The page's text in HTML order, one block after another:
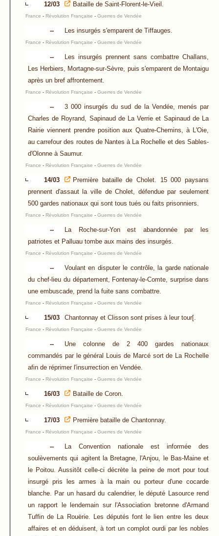
12/03 Bataille de Saint-Florent-le-Vieil.
France - Révolution Française - Guerres de Vendée
-- Les insurgés s'emparent de Tiffauges.
France - Révolution Française - Guerres de Vendée
--
Les insurgés prennent sans combattre Challans,
Les Herbiers, Mortagne-sur-Sèvre, puis s'emparent de Montaigu
après un bref affrontement.
France - Révolution Française - Guerres de Vendée
--
3 000 insurgés du sud de la Vendée, menés par
Charles de Royrand, Sapinaud de La Verrie et Sapinaud de La
Rairie viennent prendre position aux Quatre-Chemins, à L'Oie,
au carrefour des routes de Nantes à La Rochelle et des Sables-
d'Olonne à Saumur.
France - Révolution Française - Guerres de Vendée
14/03
Première bataille de Cholet. 15 000 paysans
prennent d'assaut la ville de Cholet, défendue par seulement
500 gardes nationaux qui sont tous tués ou faits prisonniers.
France - Révolution Française - Guerres de Vendée
--
La Roche-sur-Yon est abandonnée par les
patriotes et Palluau tombe aux mains des insurgés.
France - Révolution Française - Guerres de Vendée
--
Voulant en disputer le contrôle, la garde nationale
du chef-lieu du département, Fontenay-le-Comte, surprise dans
une embuscade, prend la fuite sans combattre.
France - Révolution Française - Guerres de Vendée
15/03 Chantonnay et Clisson sont prises à leur tour[.
France - Révolution Française - Guerres de Vendée
--
Une colonne de 2 400 gardes nationaux
commandés par le général Louis de Marcé sort de La Rochelle
afin de réprimer l'insurrection en Vendée.
France - Révolution Française - Guerres de Vendée
16/03 Bataille de Coron.
France - Révolution Française - Guerres de Vendée
17/03 Première bataille de Chantonnay.
France - Révolution Française - Guerres de Vendée
--
La Convention nationale est informée des
soulèvements qui agitent la Bretagne, l'Anjou, le Bas-Maine et
le Poitou. Aussitôt celle-ci décrète la peine de mort pour tout
insurgé pris les armes à la main ou porteur d'une cocarde
blanche. Par un hasard du calendrier, le député Lasource rend
un rapport le lendemain sur l'Association bretonne d'Armand
Tuffin de La Rouërie. Les députés font le lien entre les deux
affaires et en déduisent, à tort un complot ourdi par les nobles